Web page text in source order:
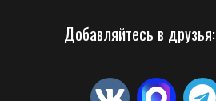
Добавляйтесь в друзья: